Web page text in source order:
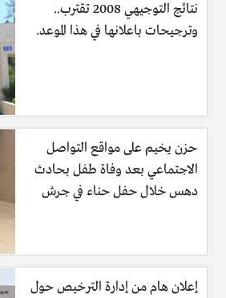
نتائج التوجيهي 2008 تقترب..
وترجيحات باعلانها في هذا الموعد.
حزن يخيم على مواقع التواصل
الاجتماعي بعد وفاة طفل بحادث
دهس خلال حفل حناء في جرش
إعلان هام من إدارة الترخيص حول